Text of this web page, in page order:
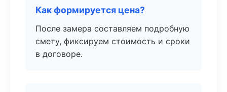
Как формируется цена?
После замера составляем подробную
смету, фиксируем стоимость и сроки
в договоре.